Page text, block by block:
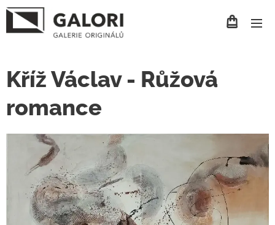
Kříž Václav - Růžová
romance